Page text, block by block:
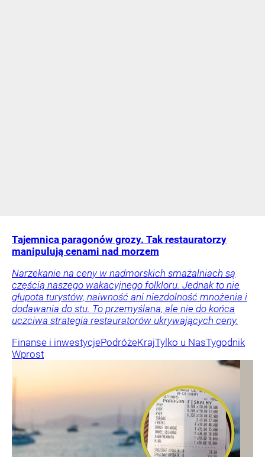
Tajemnica paragonów grozy. Tak restauratorzy
manipulują cenami nad morzem
Narzekanie na ceny w nadmorskich smażalniach są
częścią naszego wakacyjnego folkloru. Jednak to nie
głupota turystów, naiwność ani niezdolność mnożenia i
dodawania do stu. To przemyślana, ale nie do końca
uczciwa strategia restauratorów ukrywających ceny.
Finanse i inwestycjePodróżeKrajTylko u NasTygodnik
Wprost